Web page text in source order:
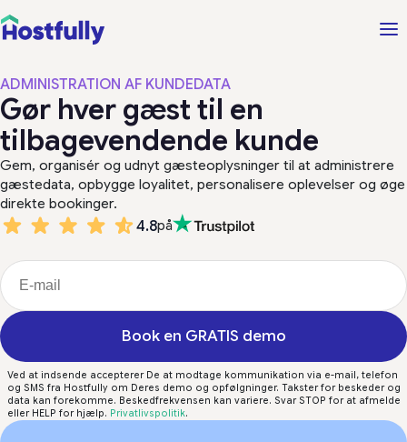
ADMINISTRATION AF KUNDEDATA
Gør hver gæst til en
tilbagevendende kunde
Gem, organisér og udnyt gæsteoplysninger til at administrere
gæstedata, opbygge loyalitet, personalisere oplevelser og øge
direkte bookinger.
4.8på
Book en GRATIS demo
Ved at indsende accepterer De at modtage kommunikation via e-mail, telefon
og SMS fra Hostfully om Deres demo og opfølgninger. Takster for beskeder og
data kan forekomme. Beskedfrekvensen kan variere. Svar STOP for at afmelde
eller HELP for hjælp. Privatlivspolitik.